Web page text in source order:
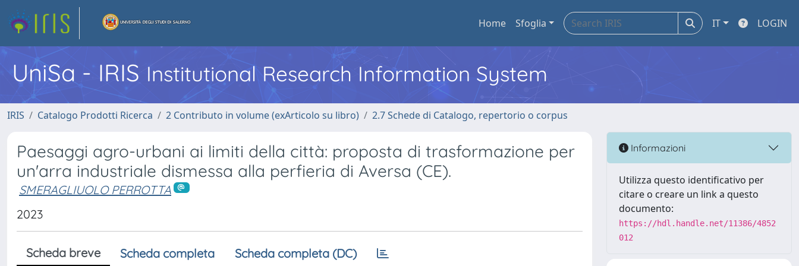
Home Sfoglia IT LOGIN
UniSa - IRIS Institutional Research Information System
IRIS Catalogo Prodotti Ricerca 2 Contributo in volume (exArticolo su libro) 2.7 Schede di Catalogo, repertorio o corpus
Paesaggi agro-urbani ai limiti della città: proposta di trasformazione per
un'arra industriale dismessa alla perfieria di Aversa (CE).
SMERAGLIUOLO PERROTTA
2023
Scheda breve Scheda completa Scheda completa (DC)
Informazioni
Utilizza questo identificativo per
citare o creare un link a questo
documento:
https://hdl.handle.net/11386/4852
012